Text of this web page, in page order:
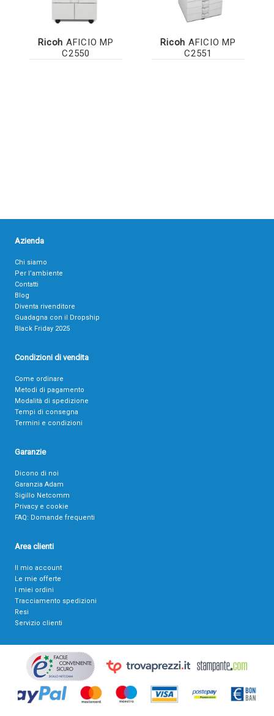
Ricoh AFICIO MP
C2550
Ricoh AFICIO MP
C2551
Azienda
Chi siamo
Per l’ambiente
Contatti
Blog
Diventa rivenditore
Guadagna con il Dropship
Black Friday 2025
Condizioni di vendita
Come ordinare
Metodi di pagamento
Modalità di spedizione
Tempi di consegna
Termini e condizioni
Garanzie
Dicono di noi
Garanzia Adam
Sigillo Netcomm
Privacy e cookie
FAQ: Domande frequenti
Area clienti
Il mio account
Le mie offerte
I miei ordini
Tracciamento spedizioni
Resi
Servizio clienti